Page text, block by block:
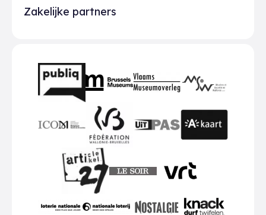
Zakelijke partners
Partners
FWB
Art 27